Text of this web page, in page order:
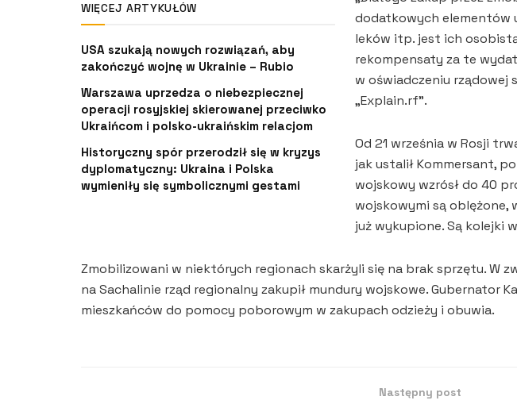
WIĘCEJ ARTYKUŁÓW
USA szukają nowych rozwiązań, aby
zakończyć wojnę w Ukrainie – Rubio
Warszawa uprzedza o niebezpiecznej
operacji rosyjskiej skierowanej przeciwko
Ukraińcom i polsko-ukraińskim relacjom
Historyczny spór przerodził się w kryzys
dyplomatyczny: Ukraina i Polska
wymieniły się symbolicznymi gestami
dodatkowych elementów
leków itp. jest ich
rekompensaty za te
w oświadczeniu
„Explain.rf”.
Od 21 września w Rosji
jak ustalił Kommersant,
wojskowy wzrósł do 40
wojskowymi są oblężone,
już wykupione. Są kolejki
Zmobilizowani w niektórych regionach skarżyli się na brak sprzętu. W
na Sachalinie rząd regionalny zakupił mundury wojskowe. Gubernator
mieszkańców do pomocy poborowym w zakupach odzieży i obuwia.
Następny post